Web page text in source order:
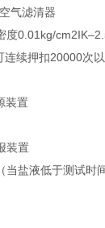
气滤清器
度0.01kg/
连续押扣20000次
装置
装置
当盐液低于测试